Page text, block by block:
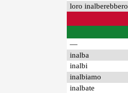
loro inalberebbero
—
inalba
inalbi
inalbiamo
inalbate